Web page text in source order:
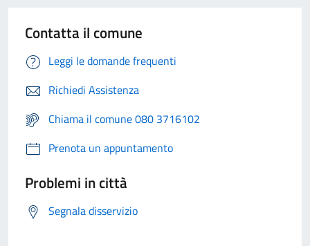
Contatta il comune
Leggi le domande frequenti
Richiedi Assistenza
Chiama il comune 080 3716102
Prenota un appuntamento
Problemi in città
Segnala disservizio